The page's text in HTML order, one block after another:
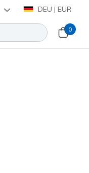
DEU | EUR
0